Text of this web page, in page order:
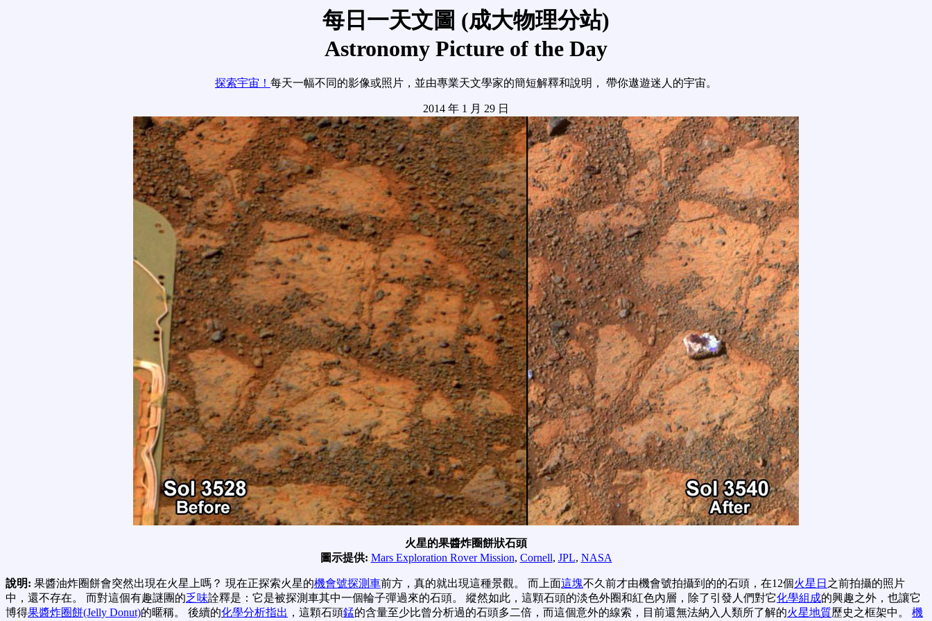
每日一天文圖 (成大物理分站)
Astronomy Picture of the Day
探索宇宙！ 每天一幅不同的影像或照片，並由專業天文學家的簡短解釋和說明， 帶你遨遊迷人的宇宙。
2014 年 1 月 29 日
火星的果醬炸圈餅狀石頭
圖示提供: Mars Exploration Rover Mission, Cornell, JPL, NASA
說明: 果醬油炸圈餅會突然出現在火星上嗎？ 現在正探索火星的機會號探測車前方，真的就出現這種景觀。 而上面這塊不久前才由機會號拍攝到的的石頭，在12個火星日 之前拍攝的照片
中，還不存在。 而對這個有趣謎團的乏味詮釋是：它是被探測車其中一個輪子彈過來的石頭。 縱然如此，這顆石頭的淡色外圈和紅色內層，除了引發人們對它化學組成的興趣之外，也讓它
博得果醬炸圈餅(Jelly Donut)的暱稱。 後續的化學分析指出 ，這顆石頭錳的含量至少比曾分析過的石頭多二倍，而這個意外的線索，目前還無法納入人類所了解的火星地質歷史之框架中。 機